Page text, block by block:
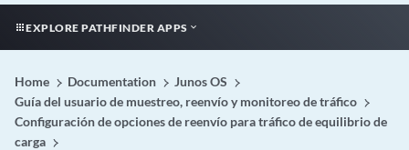
EXPLORE PATHFINDER APPS
Home Documentation
Junos OS
Guía del usuario de muestreo, reenvío y monitoreo de tráfico
Configuración de opciones de reenvío para tráfico de equilibrio de
carga